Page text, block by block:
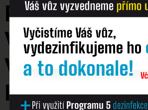
RUČNÍ MYTÍ
VOZIDEL
VE WELLNESS
HOTELU STEP